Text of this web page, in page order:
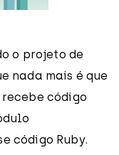
o projeto de
nada mais é que
código
código Ruby.